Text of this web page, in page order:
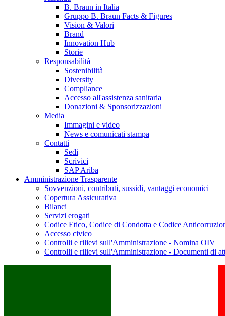
Trova il prodotto che stai cercando. Visita il catalogo B. Braun
B. Braun in Italia
Gruppo B. Braun Facts & Figures
Vision & Valori
Brand
Innovation Hub
Storie
Responsabilità
Sostenibilità
Diversity
Compliance
Accesso all'assistenza sanitaria
Donazioni & Sponsorizzazioni
Media
Immagini e video
News e comunicati stampa
Contatti
Sedi
Scrivici
SAP Ariba
Amministrazione Trasparente
Sovvenzioni, contributi, sussidi, vantaggi economici
Copertura Assicurativa
Bilanci
Servizi erogati
Codice Etico, Codice di Condotta e Codice
Accesso civico
Controlli e rilievi sull'Amministrazione - Nomina OIV
Controlli e rilievi sull'Amministrazione - Documenti di